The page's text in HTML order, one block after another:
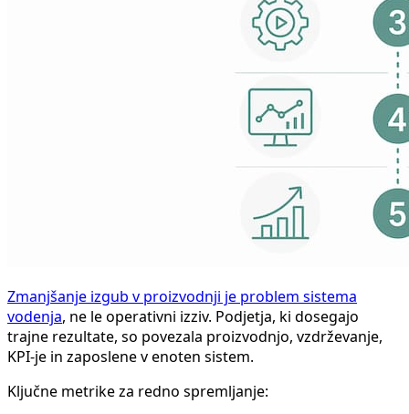
Zmanjšanje izgub v proizvodnji je problem sistema
vodenja, ne le operativni izziv. Podjetja, ki dosegajo
trajne rezultate, so povezala proizvodnjo, vzdrževanje,
KPI-je in zaposlene v enoten sistem.
Ključne metrike za redno spremljanje: